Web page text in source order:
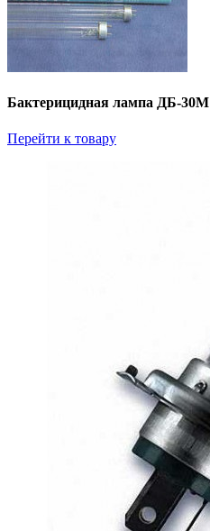
Бактерицидная лампа ДБ-30М
Перейти к товару